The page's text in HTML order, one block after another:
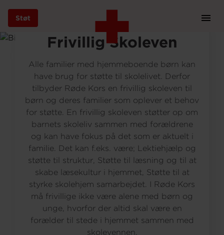
Gå
hovedindhold
Støt
Støt
Bliv frivillig
Vores indsatser
Genbrug
Modelfoto: AdobeStock
Frivillig Skoleven
Alle familier med hjemmeboende børn kan
have brug for støtte til skolelivet. Derfor
tilbyder Røde Kors en frivillig skoleven til
børn og deres familier som oplever et behov
for støtte. En frivillig skoleven støtter op om
barnets skoleliv sammen med forældrene
og kan have fokus på det som er aktuelt i
familie. Det kan f.eks. være; Lektiehjælp og
støtte til struktur, Støtte til læsning og til at
skabe læsekultur i hjemmet, Støtte til at
styrke skolehjem samarbejdet. I Røde Kors
må frivillige ikke være alene med børn og
unge, hvorfor der altid skal være en
forælder til stede i hjemmet sammen med
skolevennen.